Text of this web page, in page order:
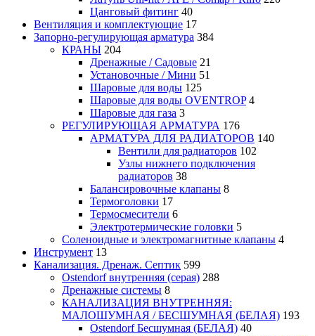
Цанговый фитинг 40
Вентиляция и комплектующие 17
Запорно-регулирующая арматура 384
КРАНЫ 204
Дренажные / Садовые 21
Установочные / Мини 51
Шаровые для воды 125
Шаровые для воды OVENTROP 4
Шаровые для газа 3
РЕГУЛИРУЮЩАЯ АРМАТУРА 176
АРМАТУРА ДЛЯ РАДИАТОРОВ 140
Вентили для радиаторов 102
Узлы нижнего подключения
радиаторов 38
Балансировочные клапаны 8
Термоголовки 17
Термосмесители 6
Электротермические головки 5
Соленоидные и электромагнитные клапаны 4
Инструмент 13
Канализация. Дренаж. Септик 599
Ostendorf внутренняя (серая) 288
Дренажные системы 8
КАНАЛИЗАЦИЯ ВНУТРЕННЯЯ:
МАЛОШУМНАЯ / БЕСШУМНАЯ (БЕЛАЯ) 193
Ostendorf Бесшумная (БЕЛАЯ) 40